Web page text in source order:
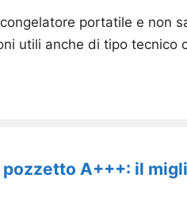
portatile e non
utili anche di tipo
pozzetto A+++: il